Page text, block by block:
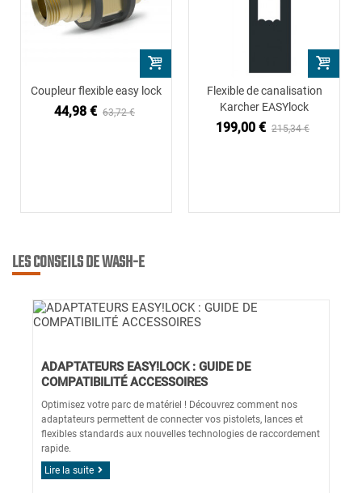
Coupleur flexible easy lock
44,98 € 63,72 €
Flexible de canalisation
Karcher EASYlock
199,00 € 215,34 €
LES CONSEILS DE WASH-E
ADAPTATEURS EASY!LOCK : GUIDE DE
COMPATIBILITÉ ACCESSOIRES
Optimisez votre parc de matériel ! Découvrez comment nos
adaptateurs permettent de connecter vos pistolets, lances et
flexibles standards aux nouvelles technologies de raccordement
rapide.
Lire la suite